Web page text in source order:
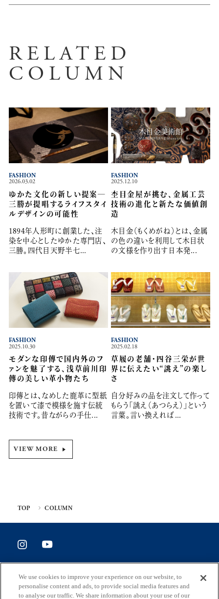
RELATED
COLUMN
2026.03.02
ゆかた文化の新しい提案―
三勝が提唱するライフスタイ
ルデザインの可能性
1894年人形町に創業した、注
染を中心としたゆかた専門店、
三勝。四代目天野半七...
FASHION
2025.12.10
杢目金屋が挑む、金属工芸
技術の進化と新たな価値創
造
木目金（もくめがね）とは、金属
の色の違いを利用して木目状
の文様を作り出す日本発...
FASHION
2025.10.30
モダンな印傳で国内外のフ
ァンを魅了する、浅草前川印
傳の美しい革小物たち
印傳とは、なめした鹿革に型紙
を置いて漆で模様を施す伝統
技術です。昔ながらの手仕...
FASHION
2025.02.18
草履の老舗・四谷三栄が世
界に伝えたい“誂え”の楽し
さ
自分好みの品を注文して作って
もらう「誂え（あつらえ）」という
言葉。言い換えれば...
FASHION
VIEW MORE
TOP COLUMN
ホームページ評価アンケート
We use cookies to improve your experience on our website, to
personalise content and ads, to provide social media features and
to analyse our traffic. We share information about your use of our